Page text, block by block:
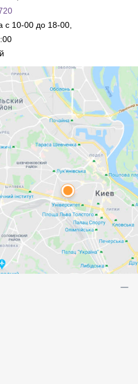
с 10-00 до 18-00,